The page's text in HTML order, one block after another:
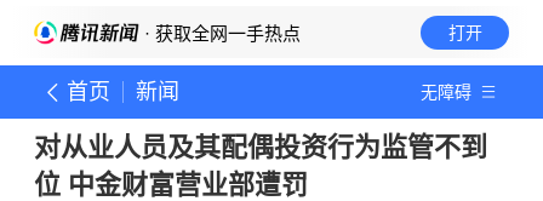
· 获取全网一手热点 打开
首页 新闻 无障碍
对从业人员及其配偶投资行为监管不到
位 中金财富营业部遭罚